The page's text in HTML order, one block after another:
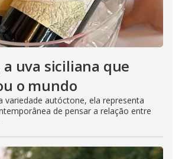
a uva siciliana que
o mundo
variedade autóctone, ela representa
de pensar a relação entre